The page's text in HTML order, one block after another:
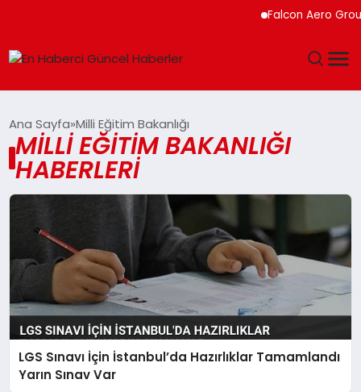
Falcon Aero
SPOR
SAĞLIK
TEKNOLOJI
MAGAZIN
DÜNYA
EKONOMI
Ana Sayfa Milli Eğitim Bakanlığı
MILLI EĞITIM BAKANLIĞI
HABERLERI
LGS Sınavı İçin İstanbul’da Hazırlıklar Tamamlandı
Yarın Sınav Var